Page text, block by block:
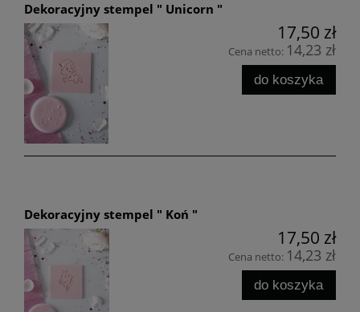
Dekoracyjny stempel " Unicorn "
17,50 zł
Cena netto: 14,23 zł
do koszyka
Dekoracyjny stempel " Koń "
17,50 zł
Cena netto: 14,23 zł
do koszyka